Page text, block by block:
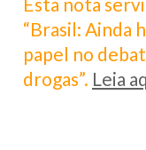
“Brasil: Ainda
papel no
drogas”. Leia